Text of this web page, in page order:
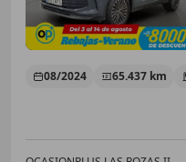
08/2024 65.437 km